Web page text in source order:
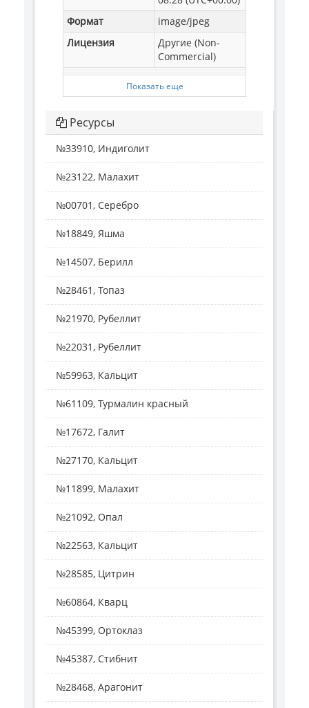
Формат
image/jpeg
Лицензия
Другие (Non-
Commercial)
Показать еще
Ресурсы
№33910, Индиголит
№23122, Малахит
№00701, Серебро
№18849, Яшма
№14507, Берилл
№28461, Топаз
№21970, Рубеллит
№22031, Рубеллит
№59963, Кальцит
№61109, Турмалин красный
№17672, Галит
№27170, Кальцит
№11899, Малахит
№21092, Опал
№22563, Кальцит
№28585, Цитрин
№60864, Кварц
№45399, Ортоклаз
№45387, Стибнит
№28468, Арагонит